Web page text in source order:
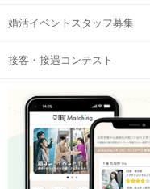
婚活イベントスタッフ募集
接客・接遇コンテスト